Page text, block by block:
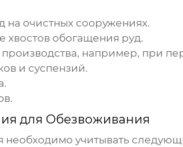
на очистных сооружениях.
обогащения руд.
например, при
и суспензий.
для Обезвоживания
необходимо учитывать